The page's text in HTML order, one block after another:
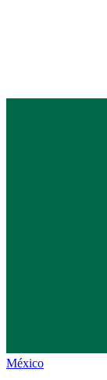
México